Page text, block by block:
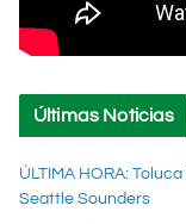
Últimas Noticias
ÚLTIMA HORA:
Seattle Sounders